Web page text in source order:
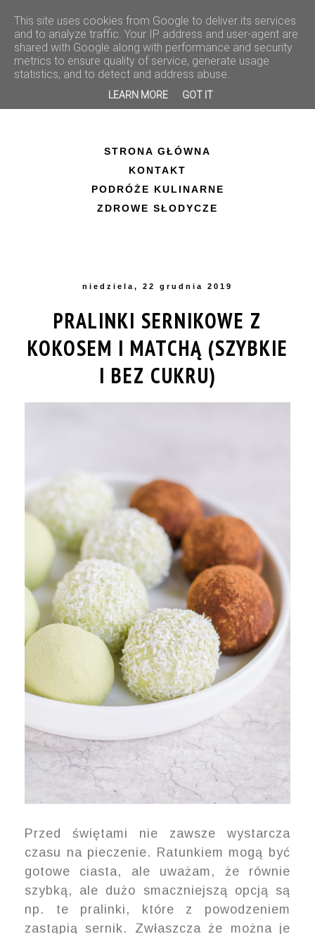
STRONA GŁÓWNA
KONTAKT
PODRÓŻE KULINARNE
ZDROWE SŁODYCZE
niedziela, 22 grudnia 2019
PRALINKI SERNIKOWE Z
KOKOSEM I MATCHĄ (SZYBKIE
I BEZ CUKRU)
Przed świętami nie zawsze wystarcza
czasu na pieczenie. Ratunkiem mogą być
gotowe ciasta, ale uważam, że równie
szybką, ale dużo smaczniejszą opcją są
np. te pralinki, które z powodzeniem
zastąpią sernik. Zwłaszcza że można je
This site uses cookies from Google to deliver its services
and to analyze traffic. Your IP address and user-agent are
shared with Google along with performance and security
metrics to ensure quality of service, generate usage
statistics, and to detect and address abuse.
LEARN MORE GOT IT